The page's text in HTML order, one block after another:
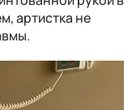
артистка не